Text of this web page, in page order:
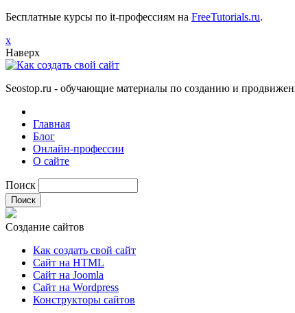
Бесплатные курсы по it-профессиям на FreeTutorials.ru.
х
Наверх
Seostop.ru - обучающие материалы по созданию и
Главная
Блог
Онлайн-профессии
О сайте
Поиск
Создание сайтов
Как создать свой сайт
Сайт на HTML
Сайт на Joomla
Сайт на Wordpress
Конструкторы сайтов